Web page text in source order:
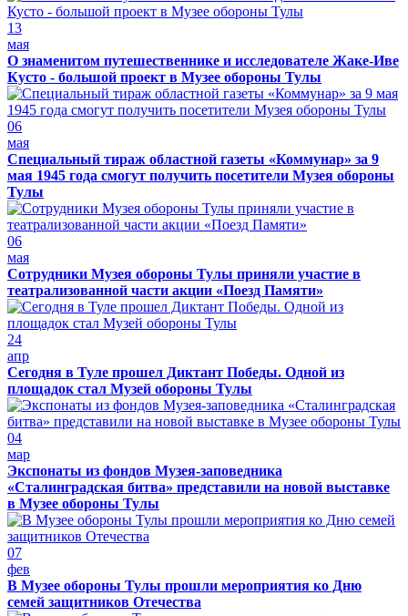
13
мая
О знаменитом путешественнике и исследователе Жаке-Иве
Кусто - большой проект в Музее обороны Тулы
06
мая
Специальный тираж областной газеты «Коммунар» за 9
мая 1945 года смогут получить посетители Музея обороны
Тулы
06
мая
Сотрудники Музея обороны Тулы приняли участие в
театрализованной части акции «Поезд Памяти»
24
апр
Сегодня в Туле прошел Диктант Победы. Одной из
площадок стал Музей обороны Тулы
04
мар
Экспонаты из фондов Музея-заповедника
«Сталинградская битва» представили на новой выставке
в Музее обороны Тулы
07
фев
В Музее обороны Тулы прошли мероприятия ко Дню
семей защитников Отечества